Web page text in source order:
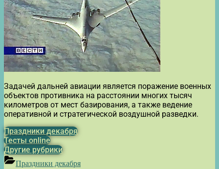
Задачей дальней авиации является поражение военных
объектов противника на расстоянии многих тысяч
километров от мест базирования, а также ведение
оперативной и стратегической воздушной разведки.
Праздники декабря
Тесты online
Другие рубрики
Праздники декабря